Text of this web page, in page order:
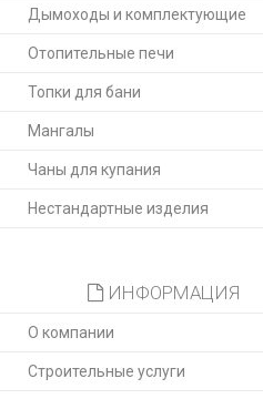
Дымоходы и комплектующие
Отопительные печи
Топки для бани
Мангалы
Чаны для купания
Нестандартные изделия
ИНФОРМАЦИЯ
О компании
Строительные услуги